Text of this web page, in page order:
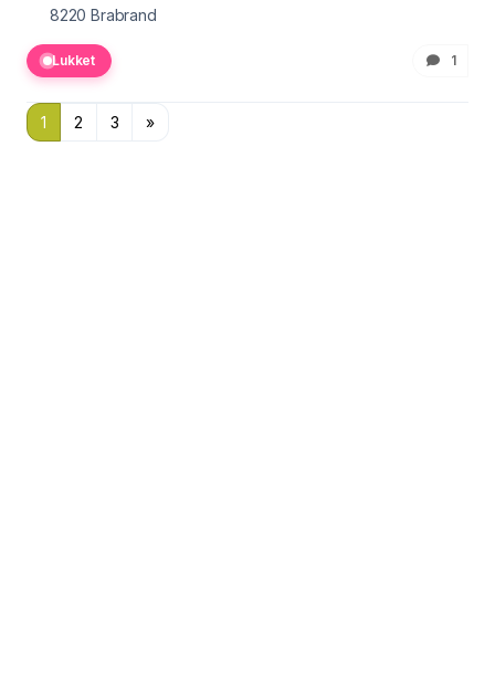
8220 Brabrand
Lukket 1
1 2 3 »